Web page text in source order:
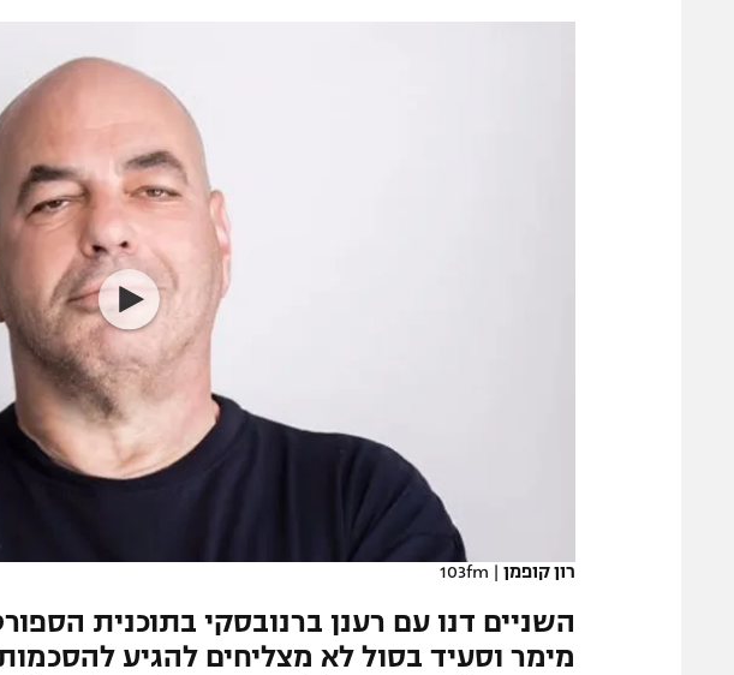
הפועל באר שבע
מכבי נתניה
בני יהודה
רון קופמן |
103fm
מימר וסעיד בסול לא מצליחים להגיע